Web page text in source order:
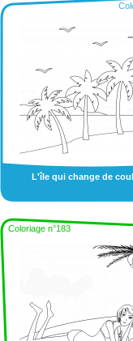
L'île qui change de
Coloriage n°183